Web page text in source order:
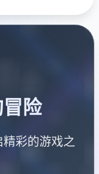
险
彩的游戏之